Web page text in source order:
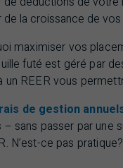
la croissance de vos
maximiser vos
futé est géré par
un REER vous
de gestion
– sans passer par une
. N’est-ce pas pratique?